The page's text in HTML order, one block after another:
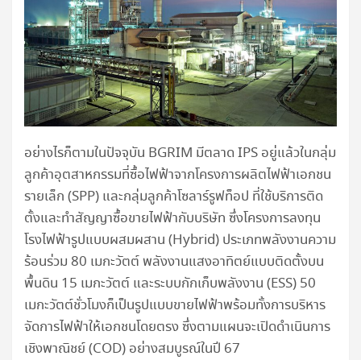
อย่างไรก็ตามในปัจจุบัน BGRIM มีตลาด IPS อยู่แล้วในกลุ่ม
ลูกค้าอุตสาหกรรมที่ซื้อไฟฟ้าจากโครงการผลิตไฟฟ้าเอกชน
รายเล็ก (SPP) และกลุ่มลูกค้าโซลาร์รูฟท็อป ที่ใช้บริการติด
ตั้งและทำสัญญาซื้อขายไฟฟ้ากับบริษัท ซึ่งโครงการลงทุน
โรงไฟฟ้ารูปแบบผสมผสาน (Hybrid) ประเภทพลังงานความ
ร้อนร่วม 80 เมกะวัตต์ พลังงานแสงอาทิตย์แบบติดตั้งบน
พื้นดิน 15 เมกะวัตต์ และระบบกักเก็บพลังงาน (ESS) 50
เมกะวัตต์ชั่วโมงก็เป็นรูปแบบขายไฟฟ้าพร้อมทั้งการบริหาร
จัดการไฟฟ้าให้เอกชนโดยตรง ซึ่งตามแผนจะเปิดดำเนินการ
เชิงพาณิชย์ (COD) อย่างสมบูรณ์ในปี 67